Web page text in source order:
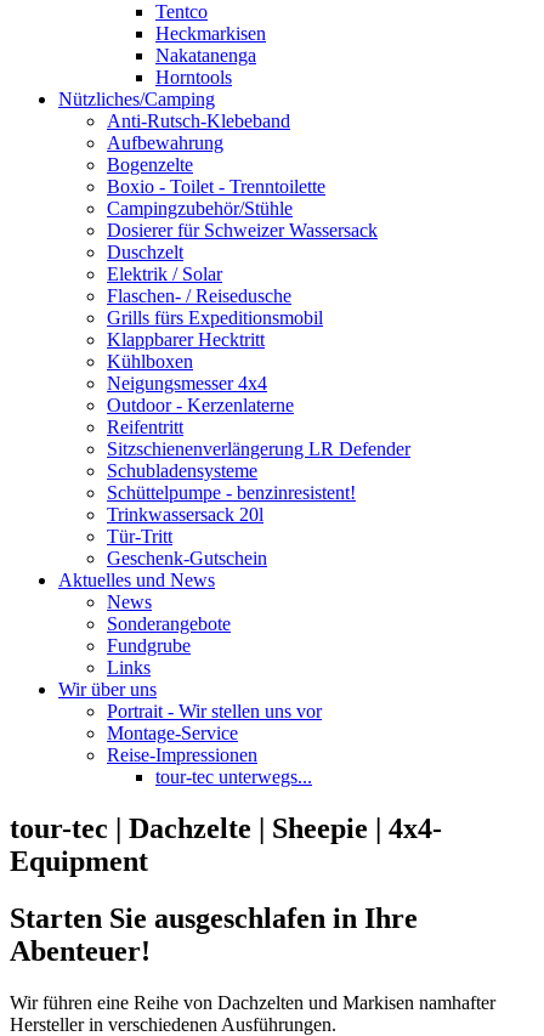
Tentco
Heckmarkisen
Nakatanenga
Horntools
Nützliches/Camping
Anti-Rutsch-Klebeband
Aufbewahrung
Bogenzelte
Boxio - Toilet - Trenntoilette
Campingzubehör/Stühle
Dosierer für Schweizer Wassersack
Duschzelt
Elektrik / Solar
Flaschen- / Reisedusche
Grills fürs Expeditionsmobil
Klappbarer Hecktritt
Kühlboxen
Neigungsmesser 4x4
Outdoor - Kerzenlaterne
Reifentritt
Sitzschienenverlängerung LR Defender
Schubladensysteme
Schüttelpumpe - benzinresistent!
Trinkwassersack 20l
Tür-Tritt
Geschenk-Gutschein
Aktuelles und News
News
Sonderangebote
Fundgrube
Links
Wir über uns
Portrait - Wir stellen uns vor
Montage-Service
Reise-Impressionen
tour-tec unterwegs...
tour-tec | Dachzelte | Sheepie | 4x4-
Equipment
Starten Sie ausgeschlafen in Ihre
Abenteuer!
Wir führen eine Reihe von Dachzelten und Markisen namhafter
Hersteller in verschiedenen Ausführungen.